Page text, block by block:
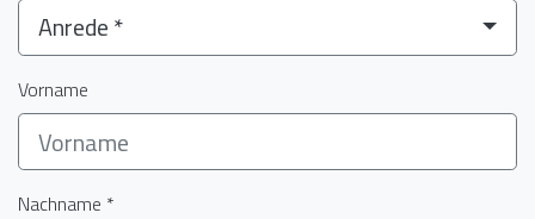
Anrede *
Vorname
Nachname *